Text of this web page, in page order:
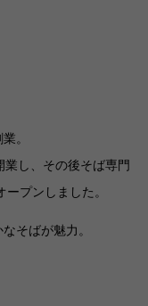
。
し、その後そば専門
プンしました。
そばが魅力。